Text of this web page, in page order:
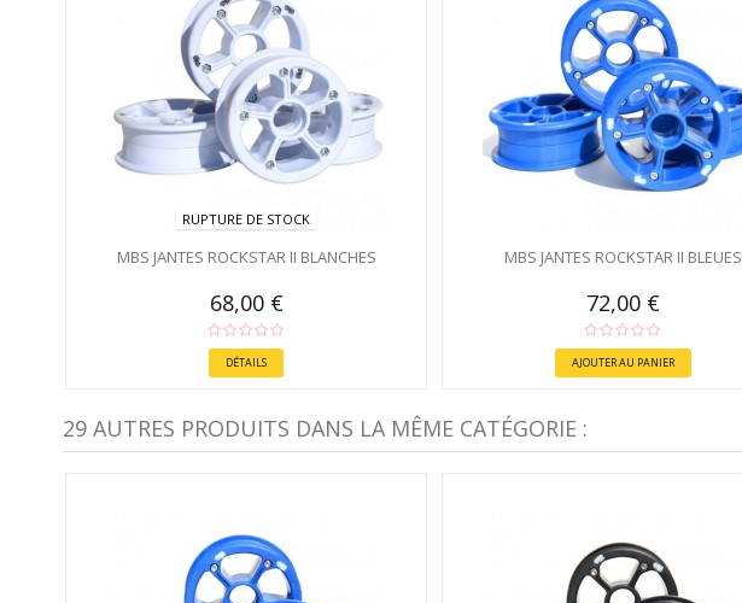
RUPTURE DE STOCK
MBS JANTES ROCKSTAR II BLANCHES
68,00 €
DÉTAILS
MBS JANTES ROCKSTAR II BLEUES
72,00 €
AJOUTER AU PANIER
29 AUTRES PRODUITS DANS LA MÊME CATÉGORIE :